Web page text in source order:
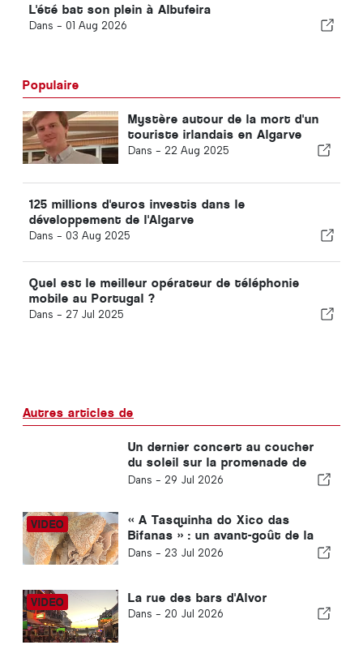
L'été bat son plein à Albufeira
Dans - 01 Aug 2026
Populaire
Mystère autour de la mort d'un
touriste irlandais en Algarve
Dans - 22 Aug 2025
125 millions d'euros investis dans le
développement de l'Algarve
Dans - 03 Aug 2025
Quel est le meilleur opérateur de téléphonie
mobile au Portugal ?
Dans - 27 Jul 2025
Autres articles de
Un dernier concert au coucher
du soleil sur la promenade de
Carvoeiro
Dans - 29 Jul 2026
« A Tasquinha do Xico das
Bifanas » : un avant-goût de la
tradition au marché d'Armação
Dans - 23 Jul 2026
La rue des bars d'Alvor
Dans - 20 Jul 2026